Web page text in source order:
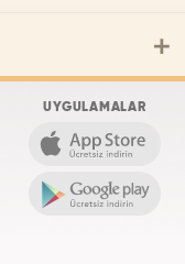
UYGULAMALAR